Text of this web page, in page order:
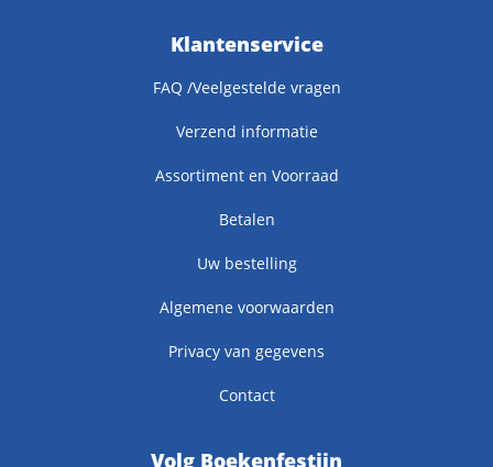
Klantenservice
FAQ /Veelgestelde vragen
Verzend informatie
Assortiment en Voorraad
Betalen
Uw bestelling
Algemene voorwaarden
Privacy van gegevens
Contact
Volg Boekenfestijn